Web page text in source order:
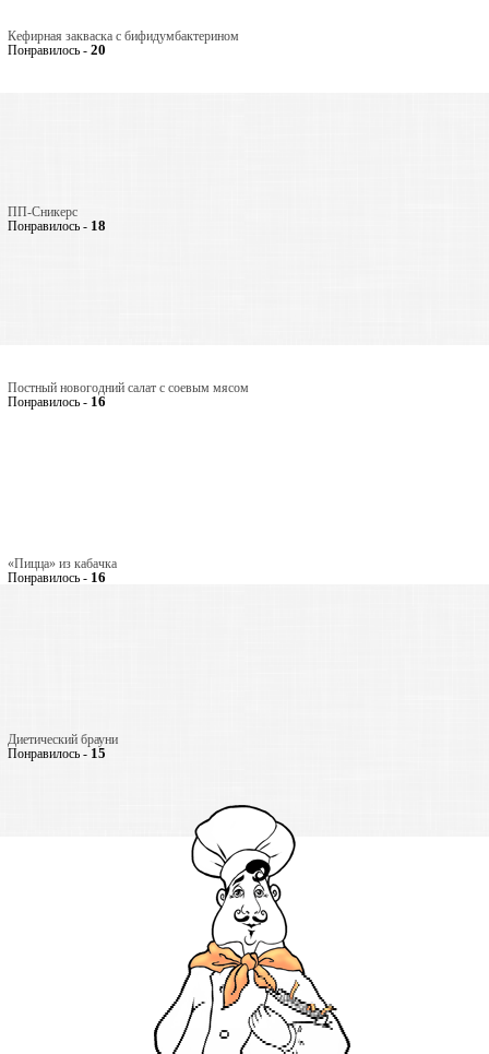
Кефирная закваска с бифидумбактерином
Понравилось - 20
ПП-Сникерс
Понравилось - 18
Постный новогодний салат с соевым мясом
Понравилось - 16
«Пицца» из кабачка
Понравилось - 16
Диетический брауни
Понравилось - 15